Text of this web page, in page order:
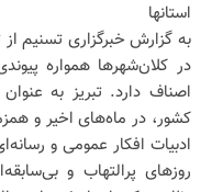
استانها
به گزارش خبرگزاری تسنیم
در کلان‌شهرها همواره
اصناف دارد. تبریز به
کشور، در ماه‌های اخیر و
ادبیات افکار عمومی و
روزهای پرالتهاب و